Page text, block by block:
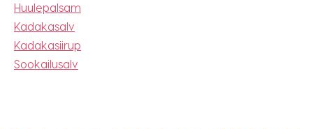
Huulepalsam
Kadakasalv
Kadakasiirup
Sookailusalv